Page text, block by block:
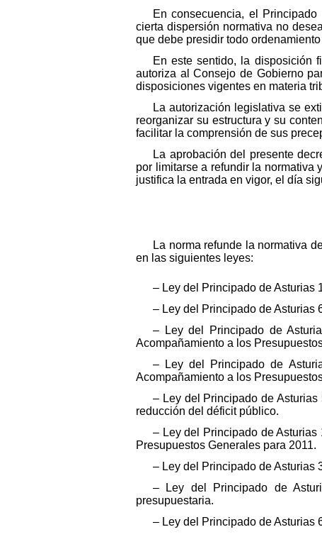
En consecuencia, el
cierta dispersión normativa no
que debe presidir todo
En este sentido, la disposición
autoriza al Consejo de Gobierno
disposiciones vigentes en materia
La autorización legislativa se
reorganizar su estructura y su
facilitar la comprensión de sus
La aprobación del presente
por limitarse a refundir la normativa
justifica la entrada en vigor, el día
La norma refunde la normativa
en las siguientes leyes:
– Ley del Principado de Asturias
– Ley del Principado de Asturias
– Ley del Principado de
Acompañamiento a los
– Ley del Principado de
Acompañamiento a los
– Ley del Principado de
reducción del déficit público.
– Ley del Principado de
Presupuestos Generales para 2011.
– Ley del Principado de Asturias
– Ley del Principado de
presupuestaria.
– Ley del Principado de Asturias